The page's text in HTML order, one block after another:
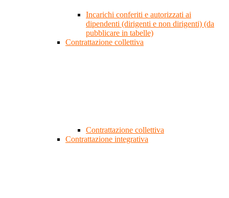
Incarichi conferiti e autorizzati ai
dipendenti (dirigenti e non dirigenti) (da
pubblicare in tabelle)
Contrattazione collettiva
Contrattazione collettiva
Contrattazione integrativa